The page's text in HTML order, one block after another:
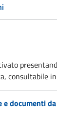
consultabile
documenti